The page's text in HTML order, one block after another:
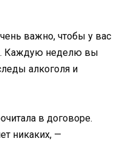
важно, чтобы у вас
Каждую неделю вы
алкоголя и
в договоре.
никаких, —